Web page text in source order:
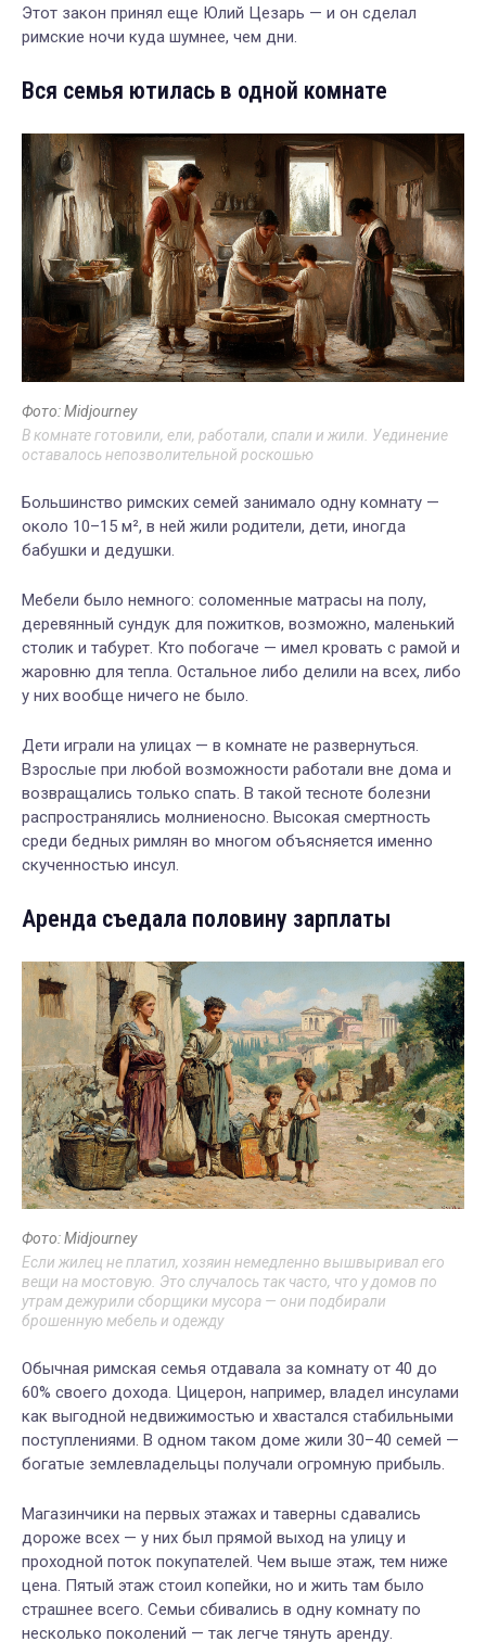
Этот закон принял еще Юлий Цезарь — и он сделал
римские ночи куда шумнее, чем дни.
Вся семья ютилась в одной комнате
Фото: Midjourney
В комнате готовили, ели, работали, спали и жили. Уединение
оставалось непозволительной роскошью
Большинство римских семей занимало одну комнату —
около 10–15 м², в ней жили родители, дети, иногда
бабушки и дедушки.
Мебели было немного: соломенные матрасы на полу,
деревянный сундук для пожитков, возможно, маленький
столик и табурет. Кто побогаче — имел кровать с рамой и
жаровню для тепла. Остальное либо делили на всех, либо
у них вообще ничего не было.
Дети играли на улицах — в комнате не развернуться.
Взрослые при любой возможности работали вне дома и
возвращались только спать. В такой тесноте болезни
распространялись молниеносно. Высокая смертность
среди бедных римлян во многом объясняется именно
скученностью инсул.
Аренда съедала половину зарплаты
Фото: Midjourney
Если жилец не платил, хозяин немедленно вышвыривал его
вещи на мостовую. Это случалось так часто, что у домов по
утрам дежурили сборщики мусора — они подбирали
брошенную мебель и одежду
Обычная римская семья отдавала за комнату от 40 до
60% своего дохода. Цицерон, например, владел инсулами
как выгодной недвижимостью и хвастался стабильными
поступлениями. В одном таком доме жили 30–40 семей —
богатые землевладельцы получали огромную прибыль.
Магазинчики на первых этажах и таверны сдавались
дороже всех — у них был прямой выход на улицу и
проходной поток покупателей. Чем выше этаж, тем ниже
цена. Пятый этаж стоил копейки, но и жить там было
страшнее всего. Семьи сбивались в одну комнату по
несколько поколений — так легче тянуть аренду.